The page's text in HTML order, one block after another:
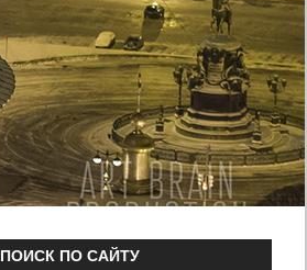
ПОИСК ПО САЙТУ